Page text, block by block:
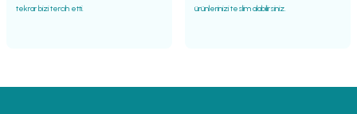
tekrar bizi tercih etti.
ürünlerinizi teslim alabilirsiniz.